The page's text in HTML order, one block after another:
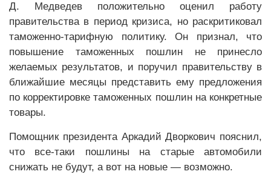
Д. Медведев положительно оценил работу
правительства в период кризиса, но раскритиковал
таможенно-тарифную политику. Он признал, что
повышение таможенных пошлин не принесло
желаемых результатов, и поручил правительству в
ближайшие месяцы представить ему предложения
по корректировке таможенных пошлин на конкретные
товары.
Помощник президента Аркадий Дворкович пояснил,
что все-таки пошлины на старые автомобили
снижать не будут, а вот на новые — возможно.